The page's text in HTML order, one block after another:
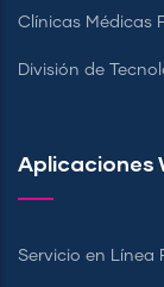
Clínicas Médicas
División de
Aplicaciones
Servicio en Línea